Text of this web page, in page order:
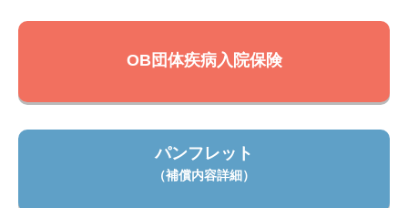
OB団体疾病入院保険
パンフレット
（補償内容詳細）